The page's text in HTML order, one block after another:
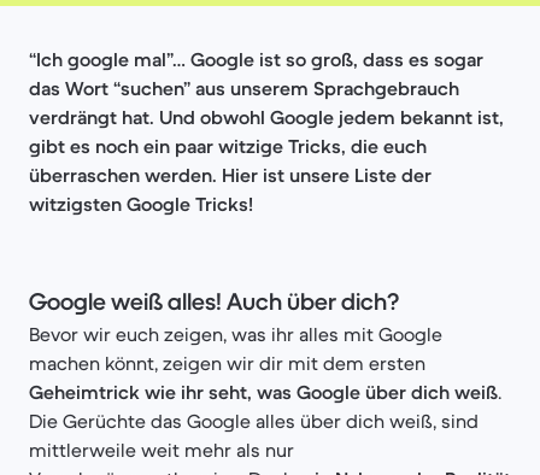
“Ich google mal”… Google ist so groß, dass es sogar
das Wort “suchen” aus unserem Sprachgebrauch
verdrängt hat. Und obwohl Google jedem bekannt ist,
gibt es noch ein paar witzige Tricks, die euch
überraschen werden. Hier ist unsere Liste der
witzigsten Google Tricks!
Google weiß alles! Auch über dich?
Bevor wir euch zeigen, was ihr alles mit Google
machen könnt, zeigen wir dir mit dem ersten
Geheimtrick wie ihr seht, was Google über dich weiß.
Die Gerüchte das Google alles über dich weiß, sind
mittlerweile weit mehr als nur